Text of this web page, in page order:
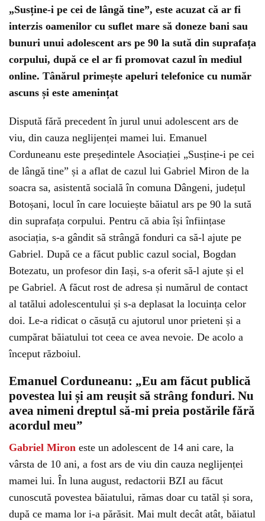
„Susține-i pe cei de lângă tine”, este acuzat că ar fi
interzis oamenilor cu suflet mare să doneze bani sau
bunuri unui adolescent ars pe 90 la sută din suprafața
corpului, după ce el ar fi promovat cazul în mediul
online. Tânărul primește apeluri telefonice cu număr
ascuns și este amenințat
Dispută fără precedent în jurul unui adolescent ars de
viu, din cauza neglijenței mamei lui. Emanuel
Corduneanu este președintele Asociației „Susține-i pe cei
de lângă tine” și a aflat de cazul lui Gabriel Miron de la
soacra sa, asistentă socială în comuna Dângeni, județul
Botoșani, locul în care locuiește băiatul ars pe 90 la sută
din suprafața corpului. Pentru că abia își înființase
asociația, s-a gândit să strângă fonduri ca să-l ajute pe
Gabriel. După ce a făcut public cazul social, Bogdan
Botezatu, un profesor din Iași, s-a oferit să-l ajute și el
pe Gabriel. A făcut rost de adresa și numărul de contact
al tatălui adolescentului și s-a deplasat la locuința celor
doi. Le-a ridicat o căsuță cu ajutorul unor prieteni și a
cumpărat băiatului tot ceea ce avea nevoie. De acolo a
început războiul.
Emanuel Corduneanu: „Eu am făcut publică
povestea lui și am reușit să strâng fonduri. Nu
avea nimeni dreptul să-mi preia postările fără
acordul meu”
Gabriel Miron este un adolescent de 14 ani care, la
vârsta de 10 ani, a fost ars de viu din cauza neglijenței
mamei lui. În luna august, redactorii BZI au făcut
cunoscută povestea băiatului, rămas doar cu tatăl și sora,
după ce mama lor i-a părăsit. Mai mult decât atât, băiatul